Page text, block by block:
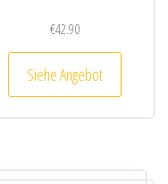
€42.90
Siehe Angebot